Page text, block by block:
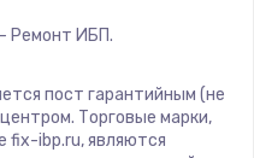
Ремонт ИБП.
пост гарантийным (не
Торговые марки,
fix-ibp.ru, являются